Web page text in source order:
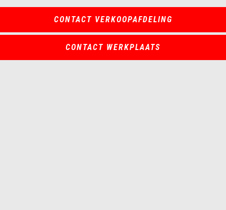
CONTACT VERKOOPAFDELING
CONTACT WERKPLAATS